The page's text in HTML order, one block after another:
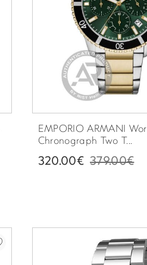
EMPORIO ARMANI
Chronograph Two T...
320.00€ 379.00€